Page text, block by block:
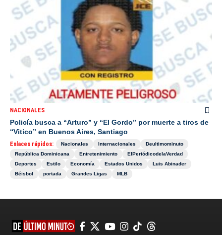
NACIONALES
Policía busca a “Arturo” y “El Gordo” por muerte a tiros de
“Vitico” en Buenos Aires, Santiago
Enlaces rápidos: Nacionales Internacionales
Deultimominuto
República Dominicana
Entretenimiento
ElPeriódicodelaVerdad
Deportes
Estilo Economía Estados Unidos
Luis Abinader
Béisbol
portada Grandes Ligas MLB